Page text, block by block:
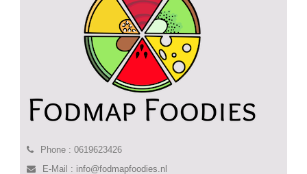
Phone : 0619623426
E-Mail : info@fodmapfoodies.nl